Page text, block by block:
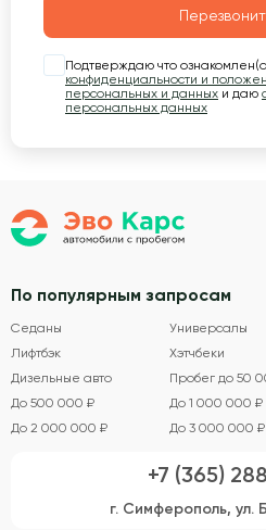
Подтверждаю что
конфиденциальности и
персональных и данных и даю
персональных данных
По популярным запросам
Седаны Универсалы
Лифтбэк
Хэтчбеки
Дизельные авто
Пробег до 50
До 500 000 ₽
До 1 000 000 ₽
До 2 000 000 ₽
До 3 000 000 ₽
+7 (365)
г. Симферополь, ул.